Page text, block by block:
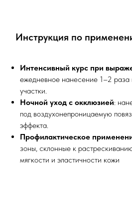
Инструкция по
Интенсивный курс при
ежедневное нанесение 1–2
участки.​
Ночной уход с окклюзией:
под воздухонепроницаемую
эффекта.​
Профилактическое
зоны, склонные к
мягкости и эластичности кожи